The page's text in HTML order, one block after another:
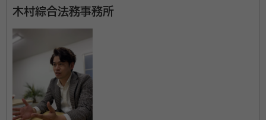
対策を行っていくことです。誠心誠意お手伝いさせて頂
木村綜合法務事務所